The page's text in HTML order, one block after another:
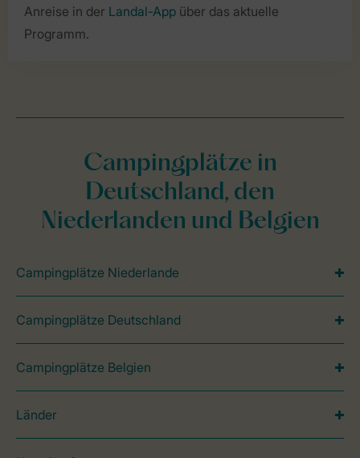
Anreise in der Landal-App über das aktuelle
Programm.
Campingplätze in
Deutschland, den
Niederlanden und Belgien
Campingplätze Niederlande
Campingplätze Deutschland
Campingplätze Belgien
Länder